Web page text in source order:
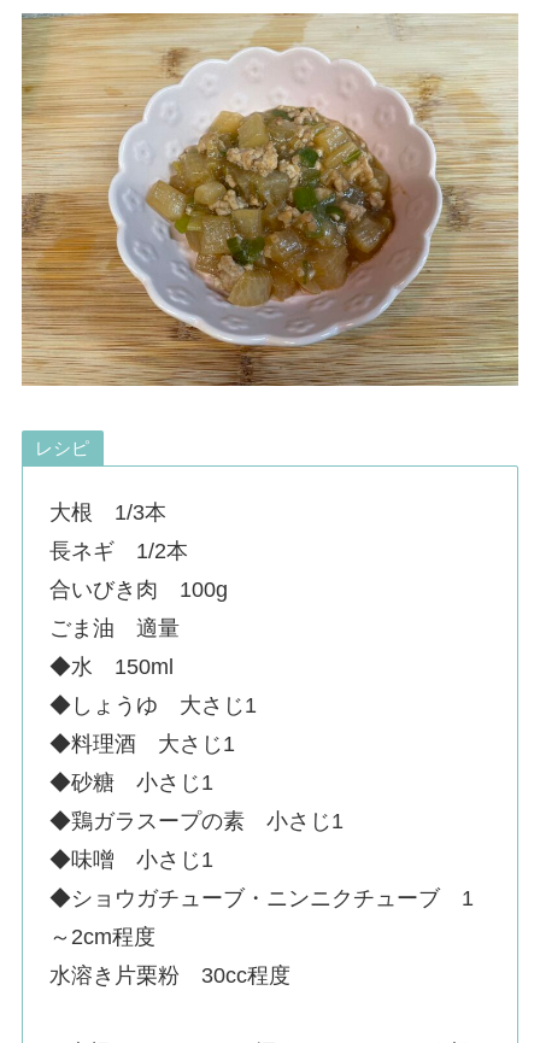
レシピ
大根 1/3本
長ネギ 1/2本
合いびき肉 100g
ごま油 適量
◆水 150ml
◆しょうゆ 大さじ1
◆料理酒 大さじ1
◆砂糖 小さじ1
◆鶏ガラスープの素 小さじ1
◆味噌 小さじ1
◆ショウガチューブ・ニンニクチューブ 1
～2cm程度
水溶き片栗粉 30cc程度